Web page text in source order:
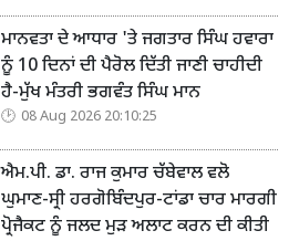
ਮਾਨਵਤਾ ਦੇ ਆਧਾਰ 'ਤੇ ਜਗਤਾਰ ਸਿੰਘ ਹਵਾਰਾ
ਨੂੰ 10 ਦਿਨਾਂ ਦੀ ਪੈਰੋਲ ਦਿੱਤੀ ਜਾਣੀ ਚਾਹੀਦੀ
ਹੈ-ਮੁੱਖ ਮੰਤਰੀ ਭਗਵੰਤ ਸਿੰਘ ਮਾਨ
08 Aug 2026 20:10:25
ਐਮ.ਪੀ. ਡਾ. ਰਾਜ ਕੁਮਾਰ ਚੱਬੇਵਾਲ ਵਲੋ
ਘੁਮਾਣ-ਸ੍ਰੀ ਹਰਗੋਬਿੰਦਪੁਰ-ਟਾਂਡਾ ਚਾਰ ਮਾਰਗੀ
ਪ੍ਰੋਜੈਕਟ ਨੂੰ ਜਲਦ ਮੁੜ ਅਲਾਟ ਕਰਨ ਦੀ ਕੀਤੀ